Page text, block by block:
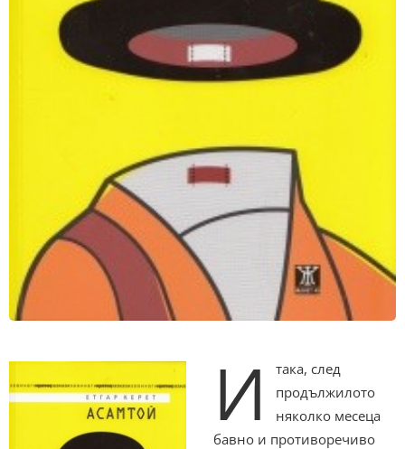
И
така, след
продължилото
няколко месеца
бавно и противоречиво